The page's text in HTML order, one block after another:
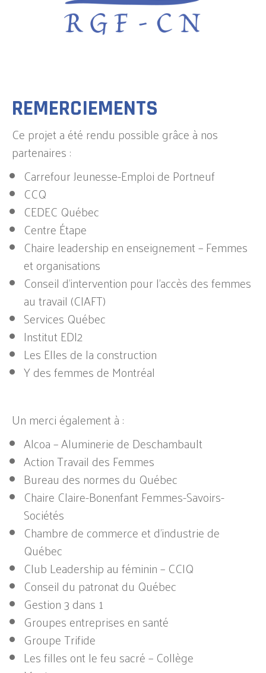
REMERCIEMENTS
Ce projet a été rendu possible grâce à nos
partenaires :
Carrefour Jeunesse-Emploi de Portneuf
CCQ
CEDEC Québec
Centre Étape
Chaire leadership en enseignement – Femmes
et organisations
Conseil d’intervention pour l’accès des femmes
au travail (CIAFT)
Services Québec
Institut EDI2
Les Elles de la construction
Y des femmes de Montréal
Un merci également à :
Alcoa – Aluminerie de Deschambault
Action Travail des Femmes
Bureau des normes du Québec
Chaire Claire-Bonenfant Femmes-Savoirs-
Sociétés
Chambre de commerce et d’industrie de
Québec
Club Leadership au féminin – CCIQ
Conseil du patronat du Québec
Gestion 3 dans 1
Groupes entreprises en santé
Groupe Trifide
Les filles ont le feu sacré – Collège